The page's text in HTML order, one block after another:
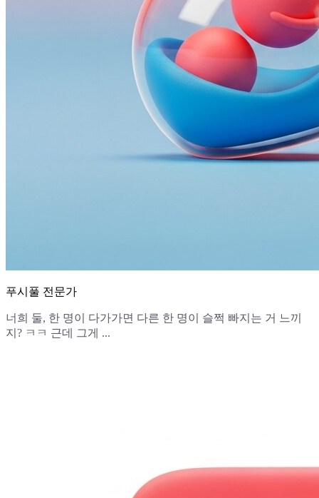
푸시풀 전문가
너희 둘, 한 명이 다가가면 다른 한 명이 슬쩍 빠지는 거 느끼
지? ㅋㅋ 근데 그게 ...